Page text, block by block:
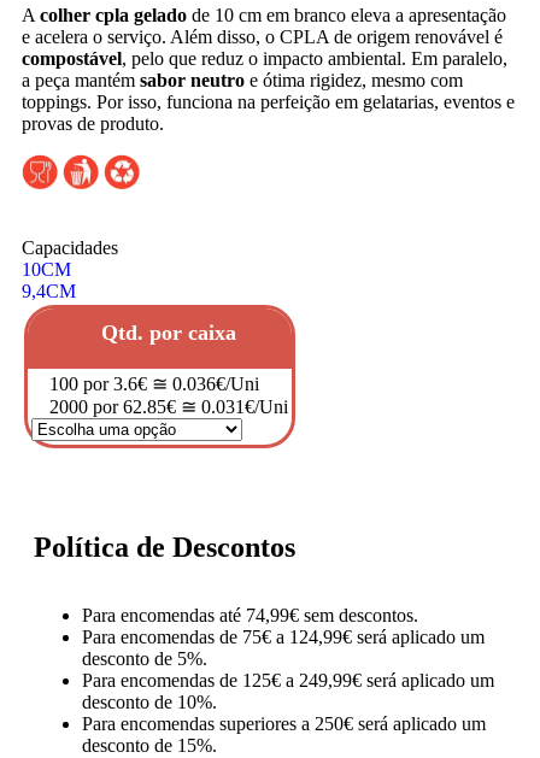
A colher cpla gelado de 10 cm em branco eleva a apresentação
e acelera o serviço. Além disso, o CPLA de origem renovável é
compostável, pelo que reduz o impacto ambiental. Em paralelo,
a peça mantém sabor neutro e ótima rigidez, mesmo com
toppings. Por isso, funciona na perfeição em gelatarias, eventos e
provas de produto.
Capacidades
10CM
9,4CM
Qtd. por caixa
100 por 3.6€ ≅ 0.036€/Uni
2000 por 62.85€ ≅ 0.031€/Uni
Política de Descontos
Para encomendas até 74,99€ sem descontos.
Para encomendas de 75€ a 124,99€ será aplicado um
desconto de 5%.
Para encomendas de 125€ a 249,99€ será aplicado um
desconto de 10%.
Para encomendas superiores a 250€ será aplicado um
desconto de 15%.